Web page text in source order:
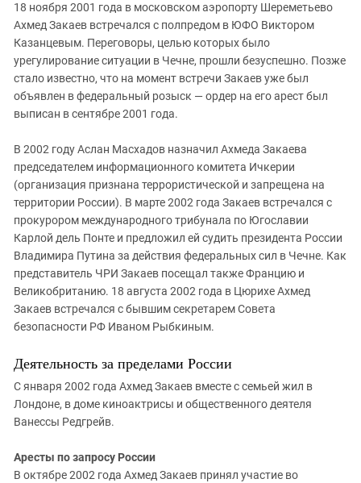
18 ноября 2001 года в московском аэропорту Шереметьево
Ахмед Закаев встречался с полпредом в ЮФО Виктором
Казанцевым. Переговоры, целью которых было
урегулирование ситуации в Чечне, прошли безуспешно. Позже
стало известно, что на момент встречи Закаев уже был
объявлен в федеральный розыск — ордер на его арест был
выписан в сентябре 2001 года.
В 2002 году Аслан Масхадов назначил Ахмеда Закаева
председателем информационного комитета Ичкерии
(организация признана террористической и запрещена на
территории России). В марте 2002 года Закаев встречался с
прокурором международного трибунала по Югославии
Карлой дель Понте и предложил ей судить президента России
Владимира Путина за действия федеральных сил в Чечне. Как
представитель ЧРИ Закаев посещал также Францию и
Великобританию. 18 августа 2002 года в Цюрихе Ахмед
Закаев встречался с бывшим секретарем Совета
безопасности РФ Иваном Рыбкиным.
Деятельность за пределами России
С января 2002 года Ахмед Закаев вместе с семьей жил в
Лондоне, в доме киноактрисы и общественного деятеля
Ванессы Редгрейв.
Аресты по запросу России
В октябре 2002 года Ахмед Закаев принял участие во